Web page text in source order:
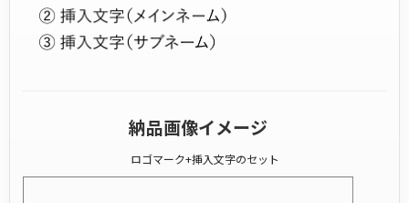
納品画像イメージ
ロゴマーク+挿入文字のセット